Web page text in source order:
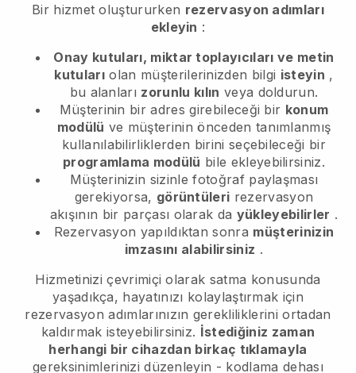
Bir hizmet oluştururken rezervasyon adımları
ekleyin :
Onay kutuları, miktar toplayıcıları ve metin
kutuları olan müşterilerinizden bilgi isteyin ,
bu alanları zorunlu kılın veya doldurun.
Müşterinin bir adres girebileceği bir konum
modülü ve müşterinin önceden tanımlanmış
kullanılabilirliklerden birini seçebileceği bir
programlama modülü bile ekleyebilirsiniz.
Müşterinizin sizinle fotoğraf paylaşması
gerekiyorsa, görüntüleri rezervasyon
akışının bir parçası olarak da yükleyebilirler .
Rezervasyon yapıldıktan sonra müşterinizin
imzasını alabilirsiniz .
Hizmetinizi çevrimiçi olarak satma konusunda
yaşadıkça, hayatınızı kolaylaştırmak için
rezervasyon adımlarınızın gerekliliklerini ortadan
kaldırmak isteyebilirsiniz. İstediğiniz zaman
herhangi bir cihazdan birkaç tıklamayla
gereksinimlerinizi düzenleyin - kodlama dehası